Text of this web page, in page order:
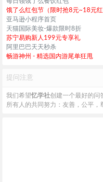
每日领饿了么餐饮红包
饿了么红包节（限时抢8元~18元红
亚马逊小程序首页
天猫国际美妆-爆款限时8折
苏宁易购新人199元专享礼
阿里巴巴天天秒杀
畅游神州 - 精选国内游尾单狂甩
提问注意
我们希望忆学社创建一个最好的问
所有人的共同努力：友善，公平，